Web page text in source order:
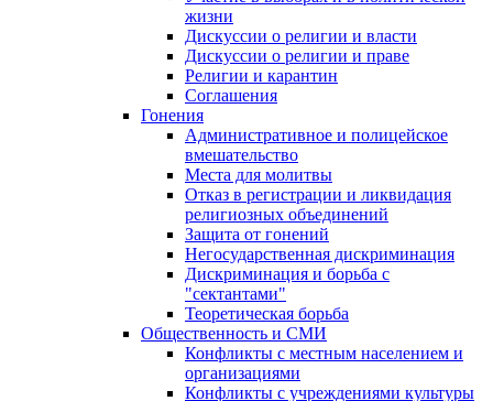
жизни
Дискуссии о религии и власти
Дискуссии о религии и праве
Религии и карантин
Соглашения
Гонения
Административное и полицейское
вмешательство
Места для молитвы
Отказ в регистрации и ликвидация
религиозных объединений
Защита от гонений
Негосударственная дискриминация
Дискриминация и борьба с
"сектантами"
Теоретическая борьба
Общественность и СМИ
Конфликты с местным населением и
организациями
Конфликты с учреждениями культуры